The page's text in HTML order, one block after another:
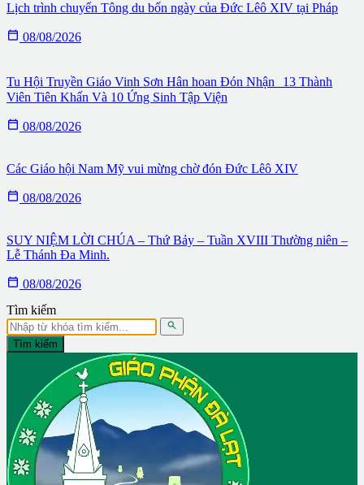
Lịch trình chuyến Tông du bốn ngày của Đức Lêô XIV tại Pháp
 08/08/2026
Tu Hội Truyền Giáo Vinh Sơn Hân hoan Đón Nhận 13 Thành
Viên Tiên Khấn Và 10 Ứng Sinh Tập Viện
 08/08/2026
Các Giáo hội Nam Mỹ vui mừng chờ đón Đức Lêô XIV
 08/08/2026
SUY NIỆM LỜI CHÚA – Thứ Bảy – Tuần XVIII Thường niên –
Lễ Thánh Đa Minh.
 08/08/2026
Tìm kiếm

Tìm kiếm